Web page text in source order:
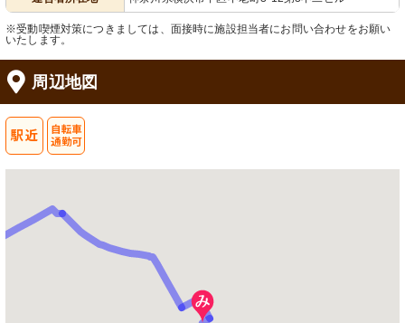
※受動喫煙対策につきましては、面接時に施設担当者にお問い合わせをお願い
いたします。
周辺地図